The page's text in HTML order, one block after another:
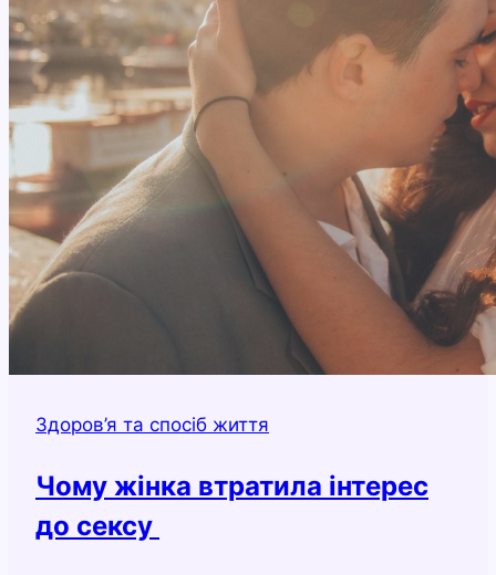
Здоров’я та спосіб життя
Чому жінка втратила інтерес
до сексу